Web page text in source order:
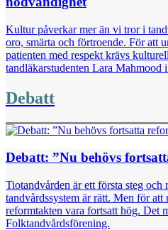
Kultur påverkar mer än vi tror i
oro, smärta och förtroende. För att
patienten med respekt krävs
tandläkarstudenten Lara Mahmood
Debatt
Debatt: ”Nu behövs
Tiotandvården är ett första steg
tandvårdssystem är rätt. Men för att
reformtakten vara fortsatt hög. Det
Folktandvårdsförening.